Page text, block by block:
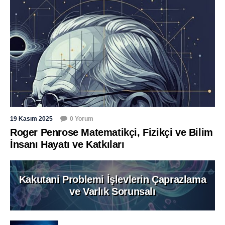
19 Kasım 2025 0 Yorum
Roger Penrose Matematikçi, Fizikçi ve Bilim
İnsanı Hayatı ve Katkıları
Kakutani Problemi İşlevlerin Çaprazlama
ve Varlık Sorunsalı